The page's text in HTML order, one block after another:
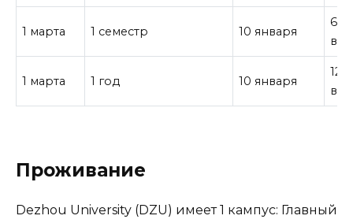
1 марта 1 семестр 10 января
все
1 марта 1 год 10 января
все
Проживание
Dezhou University (DZU) имеет 1 кампус: Главный